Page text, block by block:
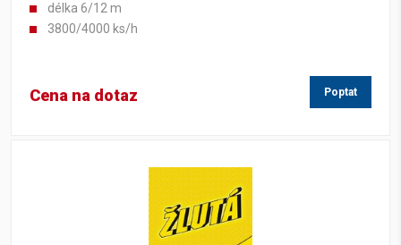
délka 6/12 m
3800/4000 ks/h
Cena na dotaz Poptat